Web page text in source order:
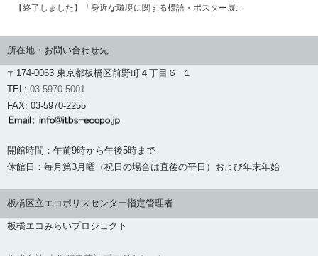
【終了しました】「身近な環境に関する標語・ポスター展...
所在地・お問い合わせ先
〒174-0063 東京都板橋区前野町４丁目６−１
TEL: 03-5970-5001
FAX: 03-5970-2255
開館時間：午前9時から午後5時まで
休館日：毎月第3月曜（祝日の場合は直後の平日）および年末年始
板橋区立エコポリスセンター指定管理者
板橋エコみらいプロジェクト